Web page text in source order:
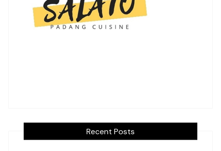
Recent Posts